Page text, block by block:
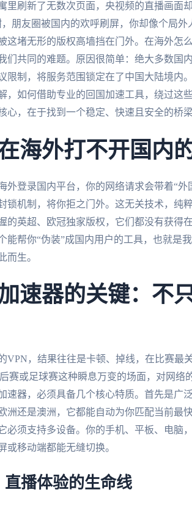
里刷新了无数次页面，央视频的直播画面
朋友圈被国内的欢呼刷屏，你却像个局
这堵无形的版权高墙挡在门外。在海外怎
们共同的难题。原因很简单：绝大多数国
限制，将服务范围锁定在了中国大陆境内
，如何借助专业的回国加速工具，绕过这
心，在于找到一个稳定、快速且安全的桥梁
海外打不开国内
外登录国内平台，你的网络请求会带着“
锁机制，将你拒之门外。这无关技术，纯
的英超、欧冠独家版权，它们都没有获得
能帮你“伪装”成国内用户的工具，也就是
而生。
速器的关键：不
VPN，结果往往是卡顿、掉线，在比赛最
赛或足球赛这种瞬息万变的场面，对网络
速器，必须具备几个核心特质。首先是广
洲还是澳洲，它都能自动为你匹配当前最
必须支持多设备。你的手机、平板、电脑
或移动端都能无缝切换。
直播体验的生命线